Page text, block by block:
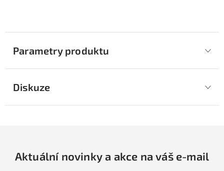
Parametry produktu
Diskuze
Aktuální novinky a akce na váš e-mail